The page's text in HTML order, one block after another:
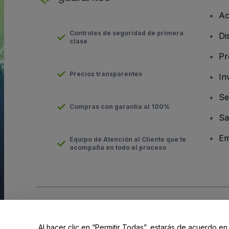
Controles de seguridad de primera
clase
Precios transparentes
Compras con garantía al 100%
Equipo de Atención al Cliente que te
acompaña en todo el proceso
Al hacer clic en “Permitir Todas”, estarás de acuerdo